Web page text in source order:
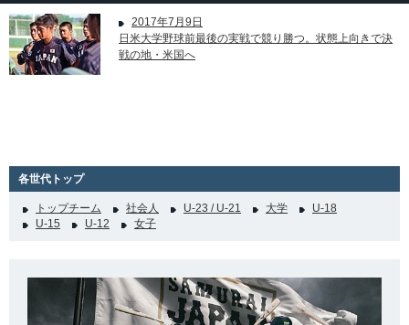
2017年7月9日
日米大学野球前最後の実戦で競り勝つ。状態上向きで決
戦の地・米国へ
各世代トップ
トップチーム 社会人 U-23 / U-21 大学
U-18
U-15
U-12 女子